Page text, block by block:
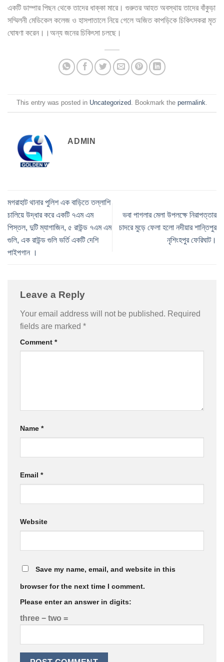
একটি ডাম্পার পিছন থেকে তাদের ধাক্কা মারে। গুরুতর আহত অবস্থায় তাদের বাঁকুড়া
সম্মিলনী মেডিকেল কলেজ ও হাসপাতালে নিয়ে গেলে অজিত কাপড়িকে চিকিৎসকরা মৃত
ঘোষণা করেন।।অন্য জনের চিকিৎসা চলছে।
This entry was posted in Uncategorized . Bookmark the permalink
ADMIN
মগরাহাট থানার পুলিশ এক বাড়িতে তল্লাশি
চালিয়ে উদ্ধার করে একটি ৭এম এম
পিস্তল, দুটি ম্যাগাজিন, ৫ রাউন্ড ৭এম এম
গুলি, এক রাউন্ড গুলি ভর্তি একটি দেশি
পাইপগান ।
ভবা পাগলার মেলা উপলক্ষে নিরাপত্তার
চাদরে মুড়ে ফেলা হলো নদীয়ার শান্তিপুর
নৃশিংহপুর ফেরিঘাট।
Leave a Reply
Your email address will not be published. Required
fields are marked *
Comment *
Name *
Email *
Website
Save my name, email, and website in this
browser for the next time I comment.
Please enter an answer in digits:
three − two =